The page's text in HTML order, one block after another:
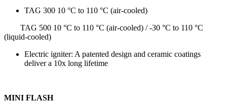
TAG 300 10 °C to 110 °C (air-cooled)
TAG 500 10 °C to 110 °C (air-cooled) / -30 °C to 110 °C
(liquid-cooled)
Electric igniter: A patented design and ceramic coatings
deliver a 10x long lifetime
MINI FLASH